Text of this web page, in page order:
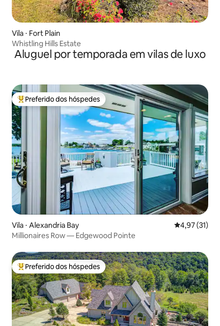
Vila ⋅ Fort Plain
Whistling Hills Estate
Aluguel por temporada em vilas de luxo
Entre os melhores preferidos dos hóspedes
Preferido dos hóspedes
Vila ⋅ Alexandria Bay 4,97 de uma
4,97 (31)
Millionaires Row — Edgewood Pointe
Entre os melhores preferidos dos hóspedes
Preferido dos hóspedes